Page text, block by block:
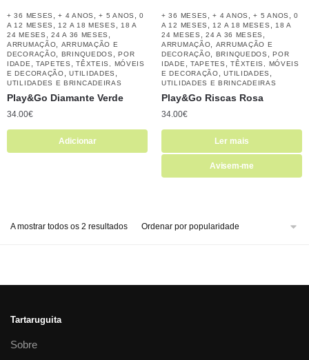
+ 36 MESES ,+ 4 ANOS ,+ 5 ANOS ,0
A 12 MESES
12 A 18 MESES
18 A
24 MESES
,24 A 36 MESES
ARRUMAÇÃO
ARRUMAÇÃO E
DECORAÇÃO
BRINQUEDOS ,POR
IDADE
TAPETES ,TÊXTEIS, MÓVEIS
E DECORAÇÃO
,UTILIDADES
UTILIDADES E BRINCADEIRAS
Play&Go Diamante Verde
34.00€
Adicionar
+ 36 MESES ,+ 4 ANOS ,+ 5 ANOS ,0
A 12 MESES
12 A 18 MESES
18 A
24 MESES
,24 A 36 MESES
ARRUMAÇÃO
ARRUMAÇÃO E
DECORAÇÃO
BRINQUEDOS ,POR
IDADE
TAPETES ,TÊXTEIS, MÓVEIS
E DECORAÇÃO
,UTILIDADES
UTILIDADES E BRINCADEIRAS
Play&Go Riscas Rosa
34.00€
Ler mais
Avisem-me
A mostrar todos os 2 resultados
Tartaruguita
Sobre